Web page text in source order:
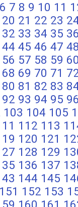
6 7 8 9 10 11
20 21 22 23
32 33 34 35
44 45 46 47
56 57 58 59
68 69 70 71
80 81 82 83
92 93 94 95
103 104 105
112 113
120 121
128 129
136 137
144 145
151 152 153